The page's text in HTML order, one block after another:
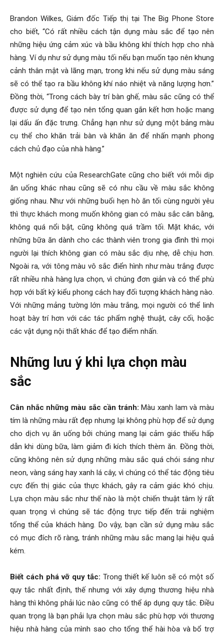
Brandon Wilkes, Giám đốc Tiếp thị tại The Big Phone Store
cho biết, “Có rất nhiều cách tận dụng màu sắc để tạo nên
những hiệu ứng cảm xúc và bầu không khí thích hợp cho nhà
hàng. Ví dụ như sử dụng màu tối nếu bạn muốn tạo nên khung
cảnh thân mật và lãng mạn, trong khi nếu sử dụng màu sáng
sẽ có thể tạo ra bầu không khí náo nhiệt và năng lượng hơn.”
Đồng thời, “Trong cách bày trí bàn ghế, màu sắc cũng có thể
được sử dụng để tạo nên tổng quan gắn kết hơn hoặc mang
lại dấu ấn đặc trưng. Chẳng hạn như sử dụng một bảng màu
cụ thể cho khăn trải bàn và khăn ăn để nhấn mạnh phong
cách chủ đạo của nhà hàng.”
Một nghiên cứu của ResearchGate cũng cho biết với mỗi dịp
ăn uống khác nhau cũng sẽ có nhu cầu về màu sắc không
giống nhau. Như với những buổi hẹn hò ăn tối cùng người yêu
thì thực khách mong muốn không gian có màu sắc cân bằng,
không quá nổi bật, cũng không quá trầm tối. Mặt khác, với
những bữa ăn dành cho các thành viên trong gia đình thì mọi
người lại thích không gian có màu sắc dịu nhẹ, dễ chịu hơn.
Ngoài ra, với tông màu vô sắc điển hình như màu trắng được
rất nhiều nhà hàng lựa chọn, vì chúng đơn giản và có thể phù
hợp với bất kỳ kiểu phong cách hay đối tượng khách hàng nào.
Với những mảng tường lớn màu trắng, mọi người có thể linh
hoạt bày trí hơn với các tác phẩm nghệ thuật, cây cối, hoặc
các vật dụng nội thất khác để tạo điểm nhấn.
Những lưu ý khi lựa chọn màu
sắc
Cân nhắc những màu sắc cần tránh:Màu xanh lam và màu
tím là những màu rất đẹp nhưng lại không phù hợp để sử dụng
cho dịch vụ ăn uống bởi chúng mang lại cảm giác thiếu hấp
dẫn khi dùng bữa, làm giảm đi kích thích thèm ăn. Đồng thời,
cũng không nên sử dụng những màu sắc quá chói sáng như
neon, vàng sáng hay xanh lá cây, vì chúng có thể tác động tiêu
cực đến thị giác của thực khách, gây ra cảm giác khó chịu.
Lựa chọn màu sắc như thế nào là một chiến thuật tâm lý rất
quan trọng vì chúng sẽ tác động trực tiếp đến trải nghiệm
tổng thể của khách hàng. Do vậy, bạn cần sử dụng màu sắc
có mục đích rõ ràng, tránh những màu sắc mang lại hiệu quả
kém.
Biết cách phá vỡ quy tắc: Trong thiết kế luôn sẽ có một số
quy tắc nhất định, thế nhưng với xây dựng thương hiệu nhà
hàng thì không phải lúc nào cũng có thể áp dụng quy tắc. Điều
quan trọng là bạn phải lựa chọn màu sắc phù hợp với thương
hiệu nhà hàng của mình sao cho tổng thể hài hòa và bổ trợ